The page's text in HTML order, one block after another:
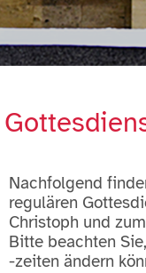
Nachfolgend
regulären
Christoph und
Bitte beachten
-zeiten ändern